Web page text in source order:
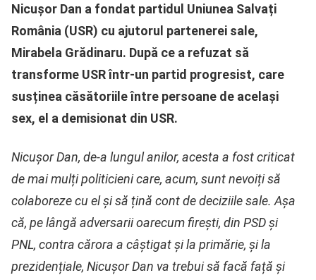
Nicușor Dan a fondat partidul Uniunea Salvați
România (USR) cu ajutorul partenerei sale,
Mirabela Grădinaru. După ce a refuzat să
transforme USR într-un partid progresist, care
susținea căsătoriile între persoane de același
sex, el a demisionat din USR.
Nicușor Dan, de-a lungul anilor, acesta a fost criticat
de mai mulți politicieni care, acum, sunt nevoiți să
colaboreze cu el și să țină cont de deciziile sale. Așa
că, pe lângă adversarii oarecum firești, din PSD și
PNL, contra cărora a câștigat și la primărie, și la
prezidențiale, Nicușor Dan va trebui să facă față și